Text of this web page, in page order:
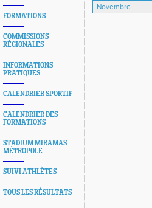
FORMATIONS
COMMISSIONS
RÉGIONALES
INFORMATIONS
PRATIQUES
CALENDRIER SPORTIF
CALENDRIER DES
FORMATIONS
STADIUM MIRAMAS
MÉTROPOLE
SUIVI ATHLÈTES
TOUS LES RÉSULTATS